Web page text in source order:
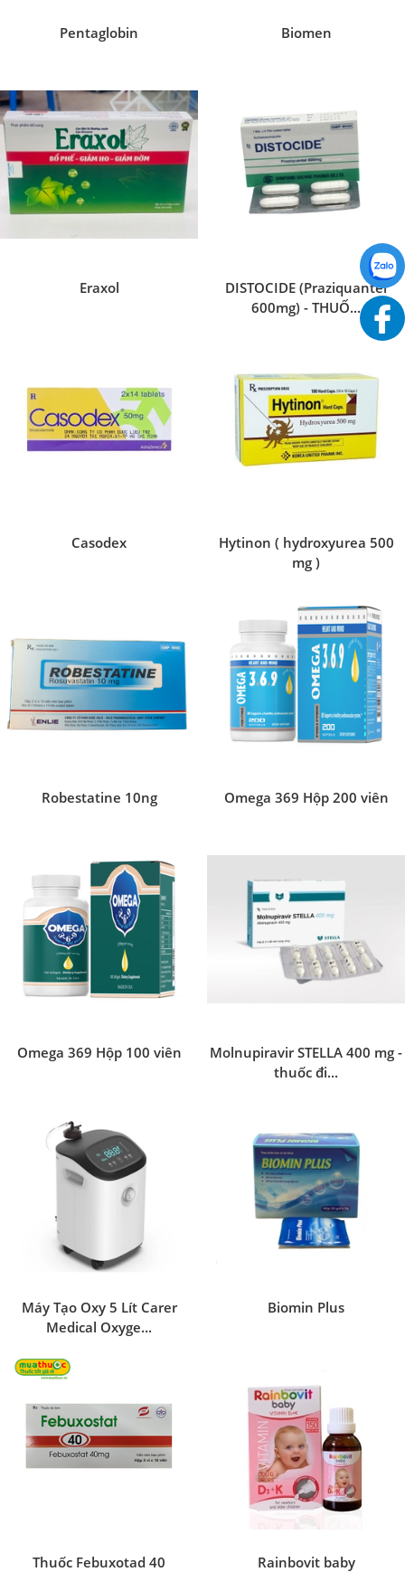
Pentaglobin Biomen
Eraxol
DISTOCIDE (Praziquantel
600mg) - THUỐ...
Casodex
Hytinon ( hydroxyurea 500
mg )
Robestatine 10ng Omega 369 Hộp 200 viên
Omega 369 Hộp 100 viên
Molnupiravir STELLA 400 mg -
thuốc đi...
Máy Tạo Oxy 5 Lít Carer
Medical Oxyge...
Biomin Plus
Thuốc Febuxotad 40 Rainbovit baby